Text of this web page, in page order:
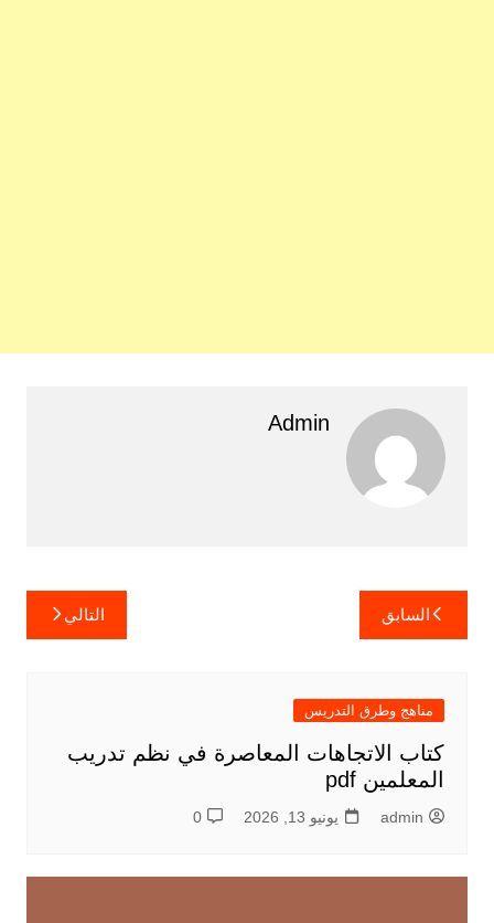
Admin
تصفّح
المقالات
السابق التالي
مناهج وطرق التدريس
كتاب الاتجاهات المعاصرة في نظم تدريب
المعلمين pdf
admin يونيو 13, 2026 0